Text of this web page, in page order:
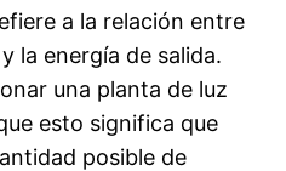
a la relación entre
la energía de salida.
una planta de luz
esto significa que
posible de